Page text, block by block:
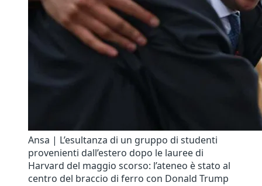
Ansa | L’esultanza di un gruppo di studenti
provenienti dall’estero dopo le lauree di
Harvard del maggio scorso: l’ateneo è stato al
centro del braccio di ferro con Donald Trump